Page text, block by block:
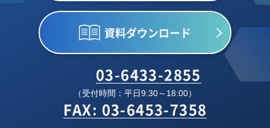
資料ダウンロード
03-6433-2855
（受付時間：平日9:30～18:00）
FAX: 03-6453-7358